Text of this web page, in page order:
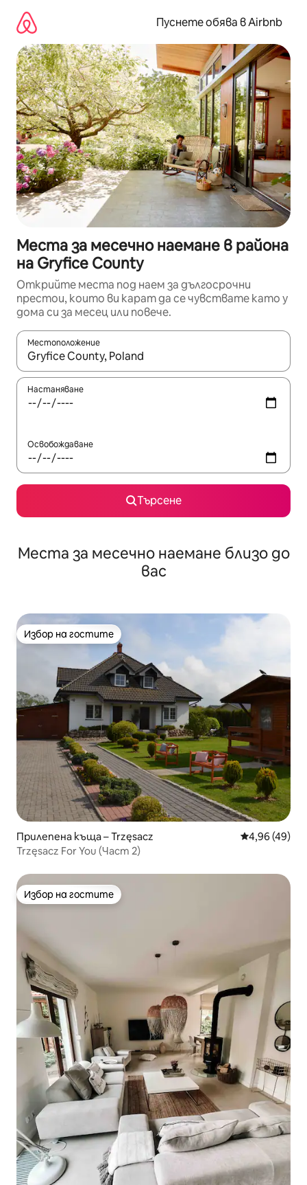
съдържанието
Пуснете обява в Airbnb
Места за месечно наемане в района
на Gryfice County
Открийте места под наем за дългосрочни
престои, които ви карат да се чувствате като у
дома си за месец или повече.
Местоположение
Когато резултатите се покажат, използвайте
Настаняване
Освобождаване
Търсене
Места за месечно наемане близо до
вас
Избор на гостите
Избор на гостите
Прилепена къща – Trzęsacz Средна
4,96 (49)
Trzęsacz For You (Част 2)
Избор на гостите
Избор на гостите